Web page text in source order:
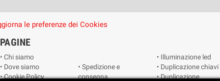
le preferenze dei Cookies
PAGINE
• Chi siamo
• Dove siamo
• Cookie Policy
• Spedizione e
consegna
• Illuminazione led
• Duplicazione chiavi
• Duplicazione